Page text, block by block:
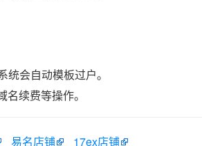
会自动模板过户。
续费等操作。
易名店铺 17ex店铺